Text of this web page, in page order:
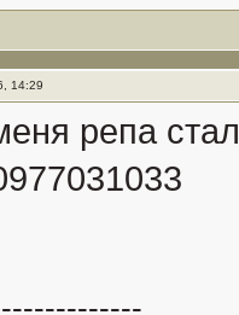
14:29
репа